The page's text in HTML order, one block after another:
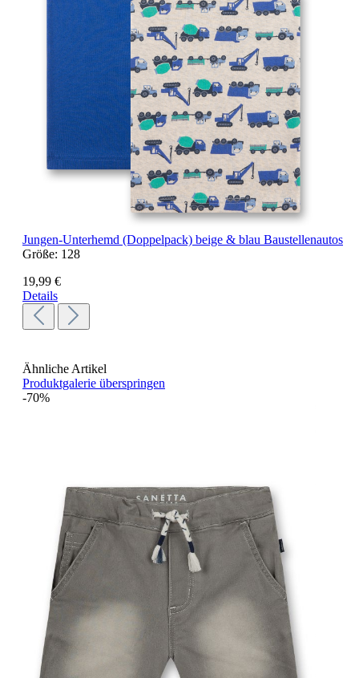
Jungen-Unterhemd (Doppelpack) beige & blau Baustellenautos
Größe: 128
19,99 €
Details
Ähnliche Artikel
Produktgalerie überspringen
-70%